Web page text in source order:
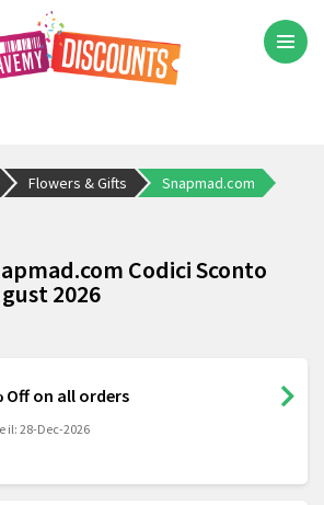
Flowers & Gifts Snapmad.com
Codici Sconto
2026
Off on all orders
il: 28-Dec-2026